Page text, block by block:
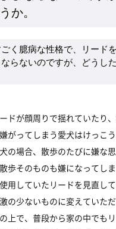
か。
く臆病な性格で、リード
らないのですが、どうし
ドが顔周りで揺れていたり
がってしまう愛犬はけっこう
の場合、散歩のたびに嫌な
歩そのものも嫌になってし
用していたリードを見直し
の少ないものに変えていた
上で、普段から家の中でも